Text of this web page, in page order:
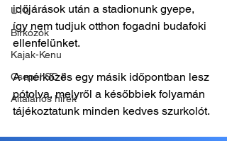
U10
Birkózók
Kajak-Kenu
Csepel SC II
Általános hírek
időjárások után a stadionunk gyepe,
így nem tudjuk otthon fogadni budafoki
ellenfelünket.
A mérkőzés egy másik időpontban lesz
pótolva, melyről a későbbiek folyamán
tájékoztatunk minden kedves szurkolót.